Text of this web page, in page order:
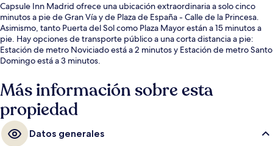
Capsule Inn Madrid ofrece una ubicación extraordinaria a solo cinco
minutos a pie de Gran Vía y de Plaza de España - Calle de la Princesa.
Asimismo, tanto Puerta del Sol como Plaza Mayor están a 15 minutos a
pie. Hay opciones de transporte público a una corta distancia a pie:
Estación de metro Noviciado está a 2 minutos y Estación de metro Santo
Domingo está a 3 minutos.
Más información sobre esta
propiedad
Datos generales